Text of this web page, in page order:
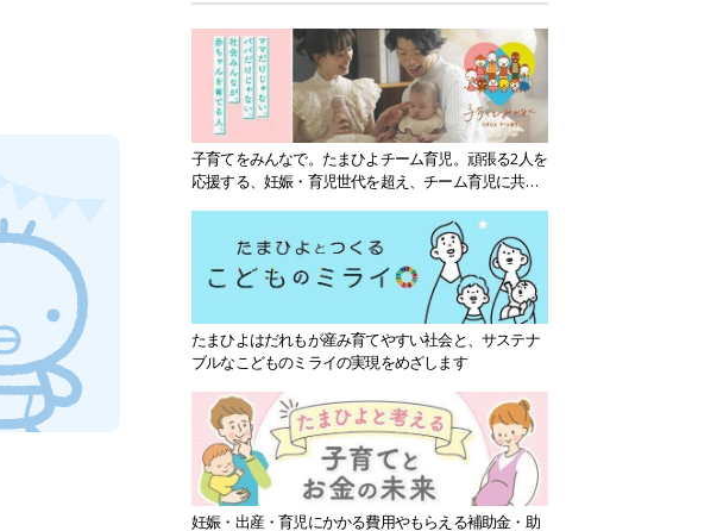
子育てをみんなで。たまひよチーム育児。頑張る2人を
応援する、妊娠・育児世代を超え、チーム育児に共感
たまひよはだれもが産み育てやすい社会と、サステナ
ブルなこどものミライの実現をめざします
妊娠・出産・育児にかかる費用やもらえる補助金・助